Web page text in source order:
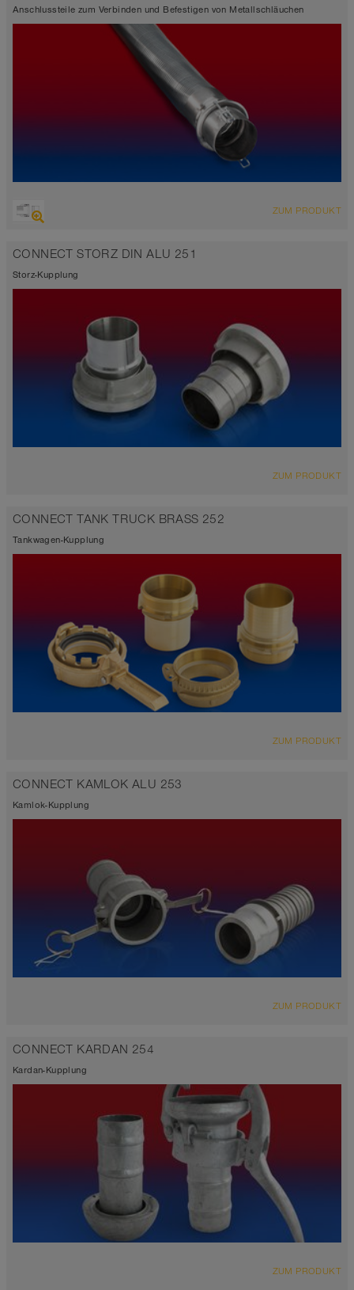
Anschlussteile zum Verbinden und Befestigen von Metallschläuchen
ZUM PRODUKT
CONNECT STORZ DIN ALU 251
Storz-Kupplung
ZUM PRODUKT
CONNECT TANK TRUCK BRASS 252
Tankwagen-Kupplung
ZUM PRODUKT
CONNECT KAMLOK ALU 253
Kamlok-Kupplung
ZUM PRODUKT
CONNECT KARDAN 254
Kardan-Kupplung
ZUM PRODUKT